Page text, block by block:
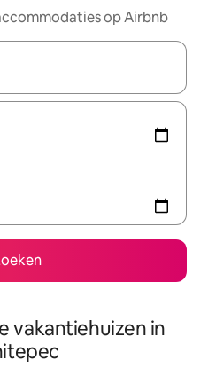
op Airbnb
zijn, maak je een keuze
vakantiehuizen in